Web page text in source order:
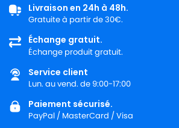
MIELE
MIELE S130
MIELE
MIELE S161
MIELE
MIELE S162
MIELE
MIELE S163
MIELE
MIELE S164
Livraison en 24h à 48h.
Gratuite à partir de 30€.
Échange gratuit.
Échange produit gratuit.
Service client
Lun. au vend. de 9:00-17:00
Paiement sécurisé.
PayPal / MasterCard / Visa